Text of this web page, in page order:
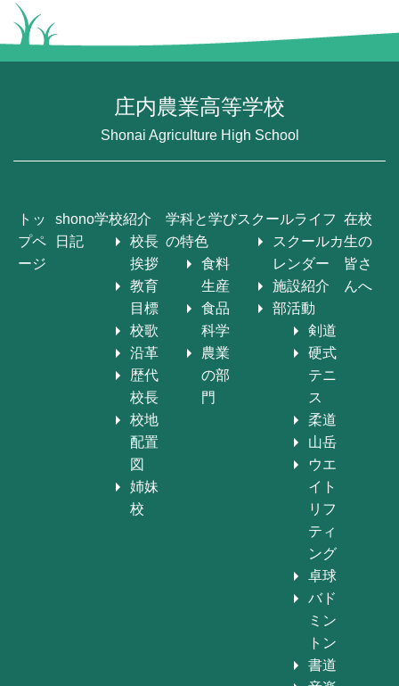
庄内農業高等学校
Shonai Agriculture High School
トッ
プペ
ージ
shono
日記
学校紹介
校長
挨拶
教育
目標
校歌
沿革
歴代
校長
校地
配置
図
姉妹
校
学科と学び
の特色
食料
生産
食品
科学
農業
の部
門
スクールライフ
スクールカ
レンダー
施設紹介
部活動
剣道
硬式
テニ
ス
柔道
山岳
ウエ
イト
リフ
ティ
ング
卓球
バド
ミン
トン
書道
在校
生の
皆さ
んへ